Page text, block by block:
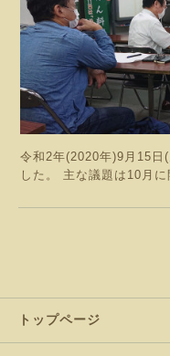
令和2年(2020年)9月15日
した。 主な議題は10月
トップページ